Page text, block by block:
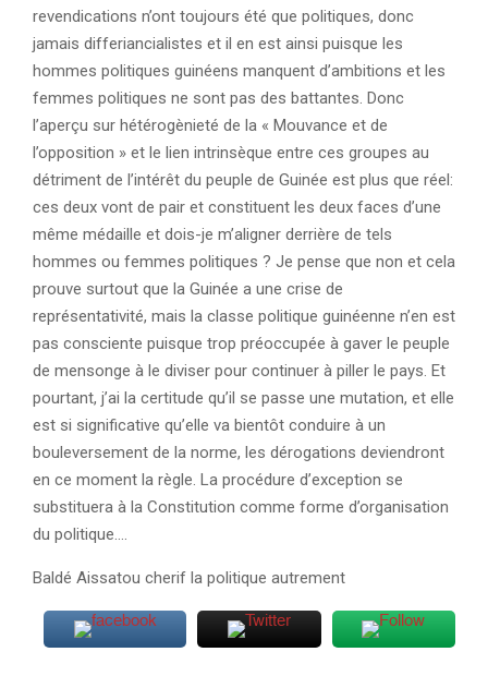
revendications n’ont toujours été que politiques, donc
jamais differiancialistes et il en est ainsi puisque les
hommes politiques guinéens manquent d’ambitions et les
femmes politiques ne sont pas des battantes. Donc
l’aperçu sur hétérogènieté de la « Mouvance et de
l’opposition » et le lien intrinsèque entre ces groupes au
détriment de l’intérêt du peuple de Guinée est plus que réel:
ces deux vont de pair et constituent les deux faces d’une
même médaille et dois-je m’aligner derrière de tels
hommes ou femmes politiques ? Je pense que non et cela
prouve surtout que la Guinée a une crise de
représentativité, mais la classe politique guinéenne n’en est
pas consciente puisque trop préoccupée à gaver le peuple
de mensonge à le diviser pour continuer à piller le pays. Et
pourtant, j’ai la certitude qu’il se passe une mutation, et elle
est si significative qu’elle va bientôt conduire à un
bouleversement de la norme, les dérogations deviendront
en ce moment la règle. La procédure d’exception se
substituera à la Constitution comme forme d’organisation
du politique….
Baldé Aissatou cherif la politique autrement